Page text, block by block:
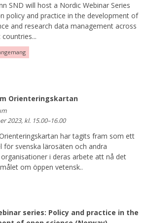
SND will host a Nordic Webinar Series
policy and practice in the development of
and research data management across
Orienteringskartan
2023, kl. 15.00–16.00
har tagits fram som ett
för svenska lärosäten och andra
i deras arbete att nå det
om öppen vetensk..
series: Policy and practice in the